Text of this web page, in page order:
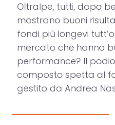
Oltralpe, tutti, dopo
mostrano buoni
fondi più longevi
mercato che hanno
performance? Il
composto spetta al
gestito da Andrea